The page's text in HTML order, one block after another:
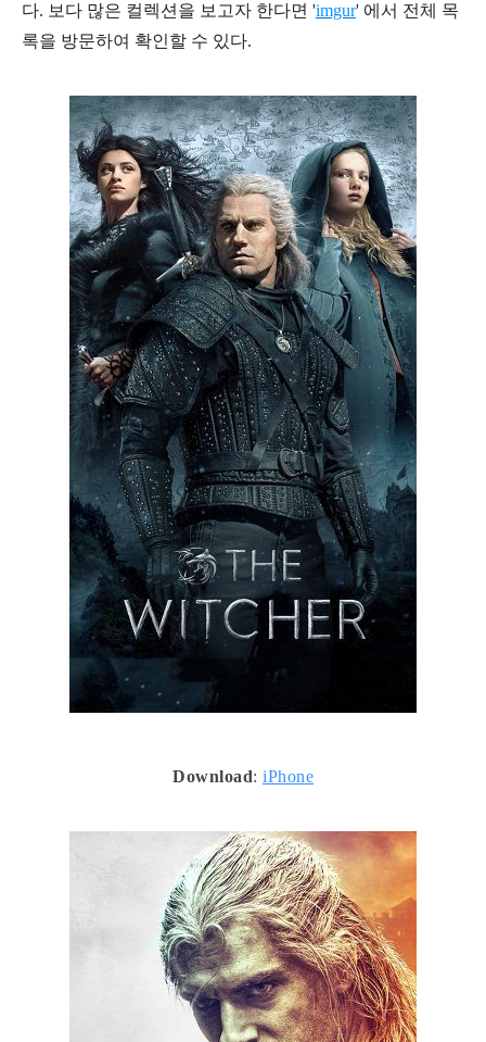
다. 보다 많은 컬렉션을 보고자 한다면 'imgur' 에서 전체 목
록을 방문하여 확인할 수 있다.
Download: iPhone